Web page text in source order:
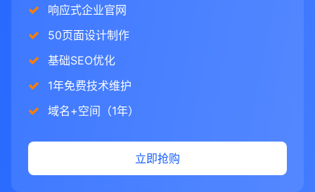
响应式企业官网
50页面设计制作
基础SEO优化
1年免费技术维护
域名+空间（1年）
立即抢购